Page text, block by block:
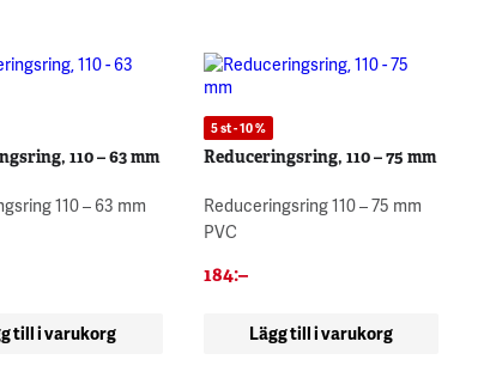
110 – 63 mm
110 – 63 mm
till i varukorg
5 st - 10 %
Reduceringsring, 110 – 75 mm
Reduceringsring 110 – 75 mm
PVC
184:–
Lägg till i varukorg